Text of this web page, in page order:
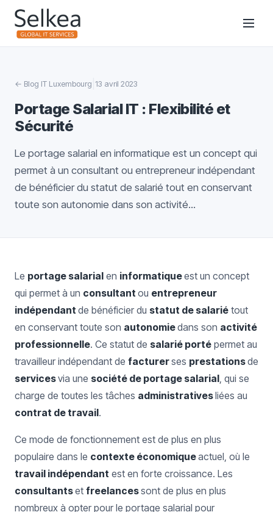
← Blog IT Luxembourg 13 avril 2023
Portage Salarial IT : Flexibilité et
Sécurité
Le portage salarial en informatique est un concept qui
permet à un consultant ou entrepreneur indépendant
de bénéficier du statut de salarié tout en conservant
toute son autonomie dans son activité...
Le portage salarial en informatiqueest un concept
qui permet à un consultant ou entrepreneur
indépendant de bénéficier du statut de salarié tout
en conservant toute son autonomiedans son activité
professionnelle. Ce statut de salarié porté permet au
travailleur indépendant de facturerses prestationsde
servicesvia une société de portage salarial, qui se
charge de toutes les tâches administrativesliées au
contrat de travail.
Ce mode de fonctionnement est de plus en plus
populaire dans le contexte économiqueactuel, où le
travail indépendant est en forte croissance. Les
consultantset freelancessont de plus en plus
nombreux à opter pour le portage salarial pour